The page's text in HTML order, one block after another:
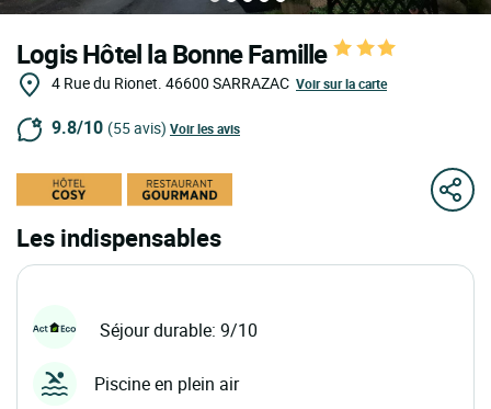
Logis Hôtel la Bonne Famille
4 Rue du Rionet. 46600 SARRAZAC Voir sur la carte
9.8/10 (55 avis) Voir les avis
Les indispensables
Séjour durable: 9/10
Piscine en plein air